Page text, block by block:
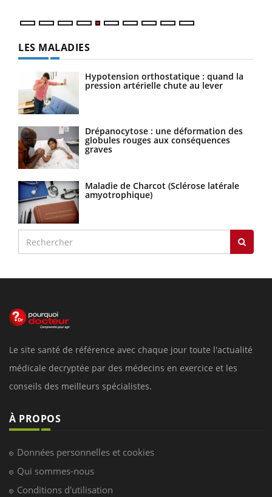
LES MALADIES
Hypotension orthostatique : quand la
pression artérielle chute au lever
Drépanocytose : une déformation des
globules rouges aux conséquences
graves
Maladie de Charcot (Sclérose latérale
amyotrophique)
Le site santé de référence avec chaque jour toute l'actualité
médicale decryptée par des médecins en exercice et les
conseils des meilleurs spécialistes.
À PROPOS
Données personnelles et cookies
Qui sommes-nous
Conditions d'utilisation